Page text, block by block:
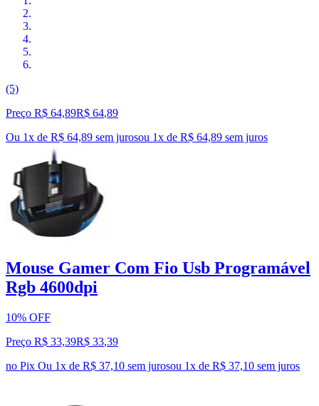
(5)
Preço R$ 64,89R$ 64,89
Ou 1x de R$ 64,89 sem jurosou 1x de R$ 64,89 sem juros
Mouse Gamer Com Fio Usb Programável
Rgb 4600dpi
10% OFF
Preço R$ 33,39R$ 33,39
no Pix Ou 1x de R$ 37,10 sem jurosou 1x de R$ 37,10 sem juros